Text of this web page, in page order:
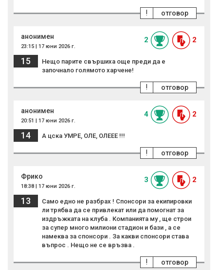
отговор
!
анонимен
23:15 | 17 юни 2026 г.
2 2
15
Нещо парите свършиха още преди да е
започнало голямото харчене!
отговор
!
анонимен
20:51 | 17 юни 2026 г.
4 2
14 А цска УМРЕ, ОЛЕ, ОЛЕЕЕ !!!
отговор
!
Фрико
18:38 | 17 юни 2026 г.
3 2
13
Само едно не разбрах ! Спонсори за екипировки
ли трябва да се привлекат или да помогнат за
издръжката на клуба . Компанията му , ще строи
за супер много милиони стадион и бази , а се
намеква за спонсори . За какви спонсори става
въпрос . Нещо не се връзва .
отговор
!